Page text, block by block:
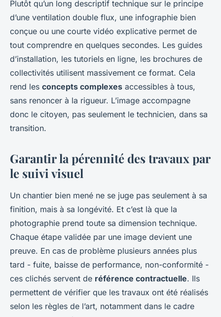
Plutôt qu’un long descriptif technique sur le principe
d’une ventilation double flux, une infographie bien
conçue ou une courte vidéo explicative permet de
tout comprendre en quelques secondes. Les guides
d’installation, les tutoriels en ligne, les brochures de
collectivités utilisent massivement ce format. Cela
rend les concepts complexes accessibles à tous,
sans renoncer à la rigueur. L’image accompagne
donc le citoyen, pas seulement le technicien, dans sa
transition.
Garantir la pérennité des travaux par
le suivi visuel
Un chantier bien mené ne se juge pas seulement à sa
finition, mais à sa longévité. Et c’est là que la
photographie prend toute sa dimension technique.
Chaque étape validée par une image devient une
preuve. En cas de problème plusieurs années plus
tard - fuite, baisse de performance, non-conformité -
ces clichés servent de référence contractuelle. Ils
permettent de vérifier que les travaux ont été réalisés
selon les règles de l’art, notamment dans le cadre